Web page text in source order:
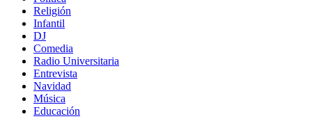
Religión
Infantil
DJ
Comedia
Radio Universitaria
Entrevista
Navidad
Música
Educación